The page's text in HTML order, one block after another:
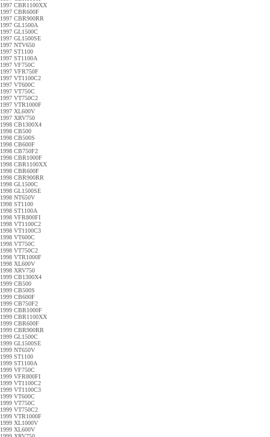
1997 CBR1100XX
1997 CBR600F
1997 CBR900RR
1997 GL1500A
1997 GL1500C
1997 GL1500SE
1997 NTV650
1997 ST1100
1997 ST1100A
1997 VF750C
1997 VFR750F
1997 VT1100C2
1997 VT600C
1997 VT750C
1997 VT750C2
1997 VTR1000F
1997 XL600V
1997 XRV750
1998 CB1300X4
1998 CB500
1998 CB500S
1998 CB600F
1998 CB750F2
1998 CBR1000F
1998 CBR1100XX
1998 CBR600F
1998 CBR900RR
1998 GL1500C
1998 GL1500SE
1998 NT650V
1998 ST1100
1998 ST1100A
1998 VFR800FI
1998 VT1100C2
1998 VT1100C3
1998 VT600C
1998 VT750C
1998 VT750C2
1998 VTR1000F
1998 XL600V
1998 XRV750
1999 CB1300X4
1999 CB500
1999 CB500S
1999 CB600F
1999 CB750F2
1999 CBR1000F
1999 CBR1100XX
1999 CBR600F
1999 CBR900RR
1999 GL1500C
1999 GL1500SE
1999 NT650V
1999 ST1100
1999 ST1100A
1999 VF750C
1999 VFR800FI
1999 VT1100C2
1999 VT1100C3
1999 VT600C
1999 VT750C
1999 VT750C2
1999 VTR1000F
1999 XL1000V
1999 XL600V